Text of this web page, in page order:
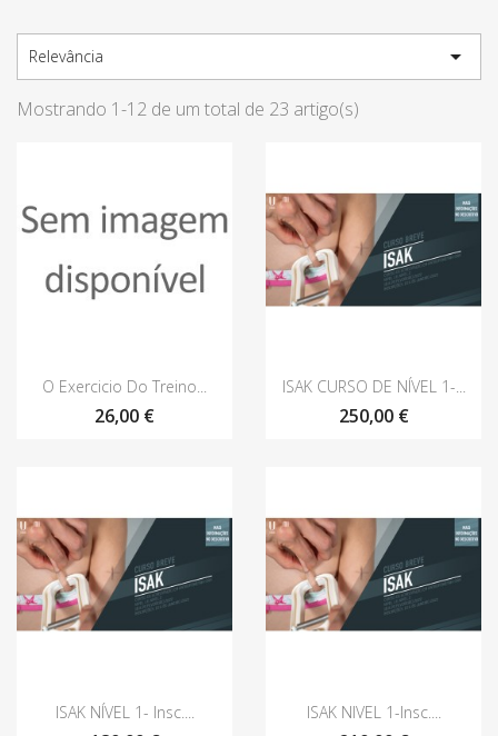
Relevância 
Mostrando 1-12 de um total de 23 artigo(s)
Vista rápida
O Exercicio Do Treino...
26,00 €
Vista rápida
ISAK CURSO DE NÍVEL 1-...
250,00 €
 Vista rápida
ISAK NÍVEL 1- Insc....  Vista rápida
ISAK NIVEL 1-Insc....